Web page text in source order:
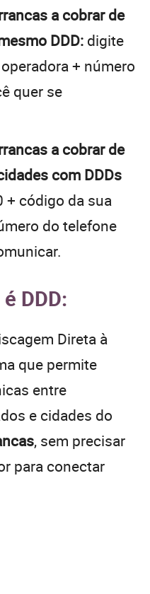
a cobrar de
DDD: digite
+ número
quer se
a cobrar de
com DDDs
+ código da sua
do telefone
DDD:
Direta à
que permite
entre
e cidades do
, sem precisar
para conectar